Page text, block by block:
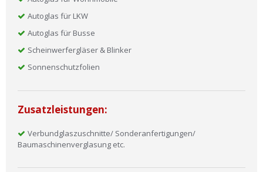
Autoglas für LKW
Autoglas für Busse
Scheinwerfergläser & Blinker
Sonnenschutzfolien
Zusatzleistungen:
Verbundglaszuschnitte/ Sonderanfertigungen/
Baumaschinenverglasung etc.